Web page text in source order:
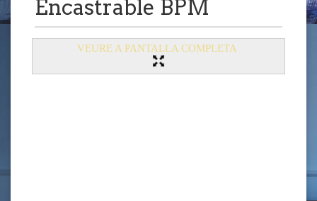
Encastrable BPM
VEURE A PANTALLA COMPLETA